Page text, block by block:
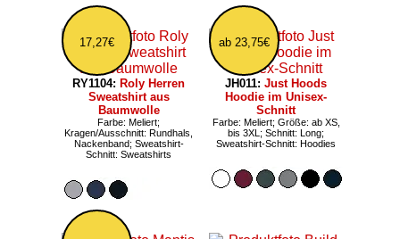
17,27€
RY1104: Roly Herren
Sweatshirt aus
Baumwolle
Farbe: Meliert;
Kragen/Ausschnitt: Rundhals,
Nackenband; Sweatshirt-
Schnitt: Sweatshirts
ab 23,75€
JH011: Just Hoods
Hoodie im Unisex-
Schnitt
Farbe: Meliert; Größe: ab XS,
bis 3XL; Schnitt: Long;
Sweatshirt-Schnitt: Hoodies